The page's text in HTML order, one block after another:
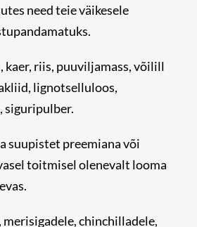
need teie väikesele
kaer, riis, puuviljamass, võilill
lignotselluloos,
siguripulber.
suupistet preemiana või
toitmisel olenevalt looma
chinchilladele,